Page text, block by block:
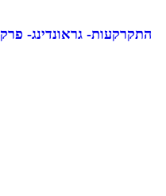
התקרקעות- גראונדינג- פרק 60 גל דרורי מארח את רן כליף